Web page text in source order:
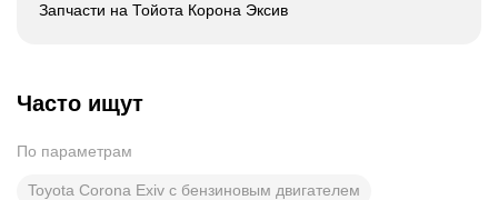
Запчасти на Тойота Корона Эксив
Часто ищут
По параметрам
Toyota Corona Exiv с бензиновым двигателем